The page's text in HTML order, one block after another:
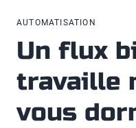
AUTOMATISATION
Un flux
travaille
vous